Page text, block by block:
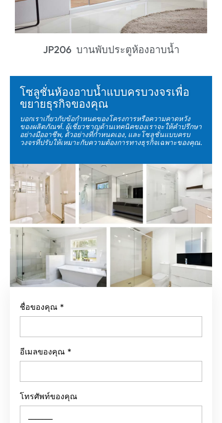
JP206 บานพับประตูห้องอาบน้ำ
โซลูชั่นห้องอาบน้ำแบบครบวงจรเพื่อ
ขยายธุรกิจของคุณ
บอกเราเกี่ยวกับข้อกำหนดของโครงการหรือความคาดหวัง
ของผลิตภัณฑ์. ผู้เชี่ยวชาญด้านเทคนิคของเราจะให้คำปรึกษา
อย่างมืออาชีพ, ตัวอย่างที่กำหนดเอง, และโซลูชั่นแบบครบ
วงจรที่ปรับให้เหมาะกับความต้องการทางธุรกิจเฉพาะของคุณ.
ชื่อของคุณ *
อีเมลของคุณ *
โทรศัพท์ของคุณ